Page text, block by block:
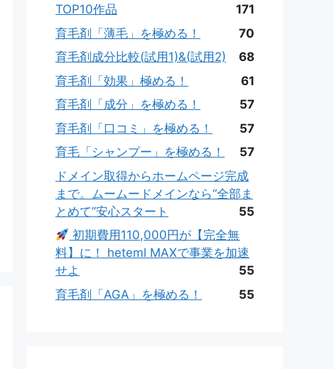
TOP10作品
171
育毛剤「薄毛」を極める！
70
育毛剤成分比較(試用1)&(試用2)
68
育毛剤「効果」極める！
61
育毛剤「成分」を極める！
57
育毛剤「口コミ」を極める！
57
育毛「シャンプー」を極める！
57
ドメイン取得からホームページ完成
まで。ムームードメインなら“全部ま
とめて”安心スタート
55
初期費用110,000円が【完全無
料】に！ heteml MAXで事業を加速
せよ
55
育毛剤「AGA」を極める！
55